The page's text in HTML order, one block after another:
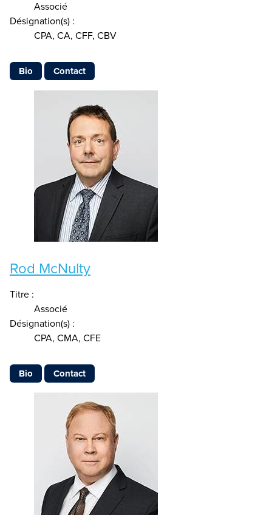
Associé
Désignation(s) :
CPA, CA, CFF, CBV
Bio Contact
Rod McNulty
Titre :
Associé
Désignation(s) :
CPA, CMA, CFE
Bio Contact